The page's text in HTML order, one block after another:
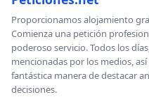
Proporcionamos alojamiento
Comienza una petición
poderoso servicio. Todos los
mencionadas por los medios,
fantástica manera de destacar
decisiones.